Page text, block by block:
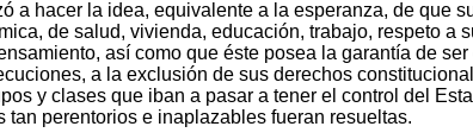
a hacer la idea, equivalente a la esperanza, de que
de salud, vivienda, educación, trabajo, respeto a
así como que éste posea la garantía de
a la exclusión de sus derechos
y clases que iban a pasar a tener el control del
perentorios e inaplazables fueran resueltas.